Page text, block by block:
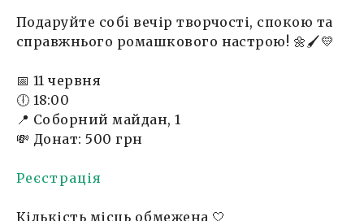
Подаруйте собі вечір творчості, спокою та
справжнього ромашкового настрою! 🌼🖌️💛
📅 11 червня
🕕 18:00
📍 Соборний майдан, 1
💸 Донат: 500 грн
Реєстрація
Кількість місць обмежена 🤍